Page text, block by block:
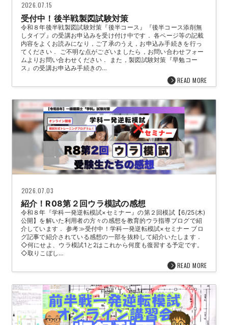
2026.07.15
受付中！後半戦製図試験対策
令和８年後半戦製図試験対策『後半コース』『後半コース添削無
しタイプ』の受講お申込みを受け付け中です． 各ページ等の記載
内容をよくお読みになり，ご了承のうえ，お申込み手続きを行っ
てください． ご不明な点がございましたら，お問い合わせフォー
ムよりお問い合わせください． また，製図試験対策『早勉コー
ス』の受講お申込み手続きの…
READ MORE
2026.07.03
紹介！R08第２回ウラ模試の感想
令和８年『学科一発逆転模試×セミナー』の第２回模試【6/25(木)
公開】を解いた利用者の方々の感想を教育的ウラ指導ブログで紹
介しています． 参考≫受付中！学科一発逆転模試×セミナー ブロ
グ記事で紹介されている感想の一部を抜粋して紹介いたします．
◇何にせよ、ウラ模試1と2はこれから何度も復習する予定です。
◇取りこぼし…
READ MORE